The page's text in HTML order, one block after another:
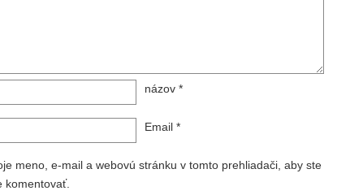
názov *
Email *
meno, e-mail a webovú stránku v tomto prehliadači, aby ste
komentovať.